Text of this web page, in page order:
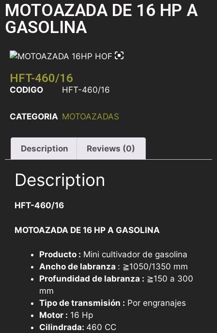
MOTOAZADA DE 16 HP A
GASOLINA
HFT-460/16
CODIGO HFT-460/16
CATEGORIA MOTOAZADAS
Description Reviews (0)
Description
HFT-460/16
MOTOAZADA DE 16 HP A GASOLINA
Producto : Mini cultivador de gasolina
Ancho de labranza : ≧1050/1350 mm
Profundidad de labranza : ≧150 a 300
mm
Tipo de transmisión : Por engranajes
Motor : 16 Hp
Cilindrada: 460 CC